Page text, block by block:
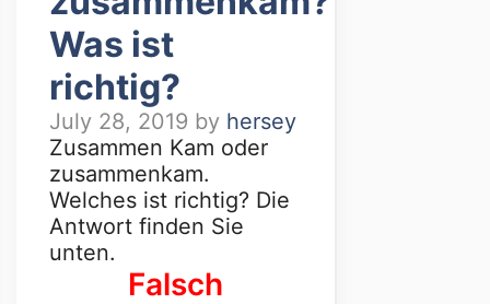
Was ist
richtig?
July 28, 2019 by hersey
Zusammen Kam oder
zusammenkam.
Welches ist richtig? Die
Antwort finden Sie
unten.
Falsch